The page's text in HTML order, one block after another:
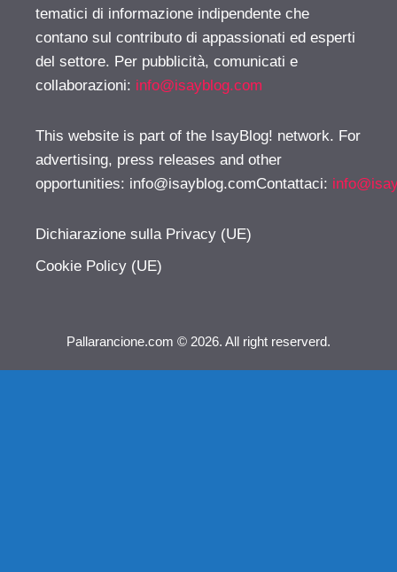
tematici di informazione indipendente che
contano sul contributo di appassionati ed esperti
del settore. Per pubblicità, comunicati e
collaborazioni: info@isayblog.com
This website is part of the IsayBlog! network. For
advertising, press releases and other
opportunities: info@isayblog.comContattaci:
Dichiarazione sulla Privacy (UE)
Cookie Policy (UE)
Pallarancione.com © 2026. All right reserverd.